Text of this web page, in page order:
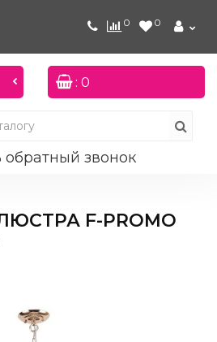
0 0
: 0
обратный звонок
F-PROMO